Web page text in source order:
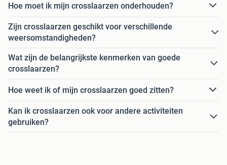
Hoe moet ik mijn crosslaarzen onderhouden?
Zijn crosslaarzen geschikt voor verschillende
weersomstandigheden?
Wat zijn de belangrijkste kenmerken van goede
crosslaarzen?
Hoe weet ik of mijn crosslaarzen goed zitten?
Kan ik crosslaarzen ook voor andere activiteiten
gebruiken?